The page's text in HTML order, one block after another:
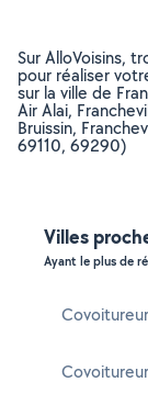
Sur AlloVoisins,
pour réaliser
sur la ville de
Air Alai,
Bruissin,
69110, 69290)
Villes
Ayant le plus de